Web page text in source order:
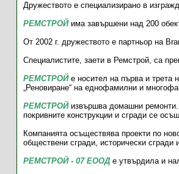
Дружеството е специализирано в
РЕМСТРОЙима завършени над 200
От 2002 г. дружеството е партньор на
Специалистите, заети в Ремстрой, са
РЕМСТРОЙ е носител на първа и трета
„Реновиране“ на еднофамилни и
РЕМСТРОЙизвършва домашни ремонти.
покривните конструкции и сгради се
Компанията осъществява проекти по
обществени сгради, исторически сгради
РЕМСТРОЙ - 07 ЕООДе утвърдила и